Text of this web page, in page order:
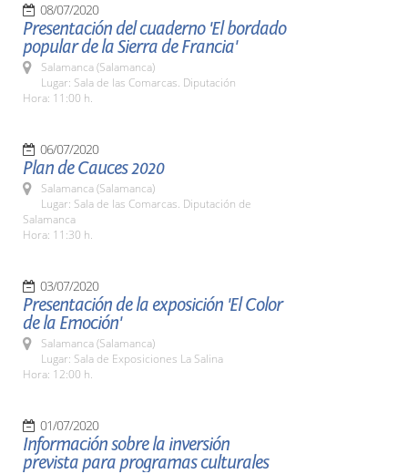
08/07/2020
Presentación del cuaderno 'El bordado
popular de la Sierra de Francia'
Salamanca (Salamanca)
Lugar: Sala de las Comarcas. Diputación
Hora: 11:00 h.
06/07/2020
Plan de Cauces 2020
Salamanca (Salamanca)
Lugar: Sala de las Comarcas. Diputación de
Salamanca
Hora: 11:30 h.
03/07/2020
Presentación de la exposición 'El Color
de la Emoción'
Salamanca (Salamanca)
Lugar: Sala de Exposiciones La Salina
Hora: 12:00 h.
01/07/2020
Información sobre la inversión
prevista para programas culturales